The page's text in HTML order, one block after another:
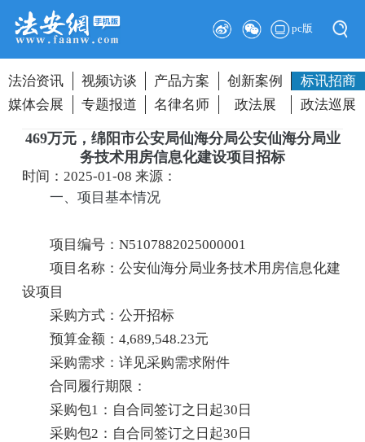
pc版
法治资讯 视频访谈 产品方案 创新案例
标讯招商
媒体会展
专题报道 名律名师 政法展 政法巡展
469万元，绵阳市公安局仙海分局公安仙海分局业
务技术用房信息化建设项目招标
时间：2025-01-08来源：
一、项目基本情况
项目编号：N5107882025000001
项目名称：公安仙海分局业务技术用房信息化建
设项目
采购方式：公开招标
预算金额：4,689,548.23元
采购需求：详见采购需求附件
合同履行期限：
采购包1：自合同签订之日起30日
采购包2：自合同签订之日起30日